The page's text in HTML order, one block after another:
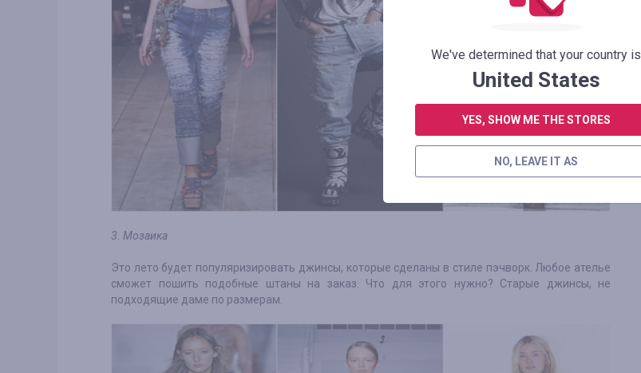
3. Мозаика
Это лето будет популяризировать джинсы, которые сделаны в стиле пэчворк. Любое ателье
сможет пошить подобные штаны на заказ. Что для этого нужно? Старые джинсы, не
подходящие даме по размерам.
We've determined that your country is
United States
YES, SHOW ME THE STORES
NO, LEAVE IT AS